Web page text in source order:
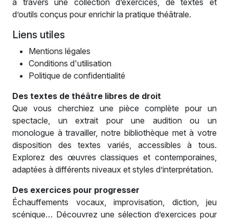
à travers une collection d’exercices, de textes et
d’outils conçus pour enrichir la pratique théâtrale.
Liens utiles
Mentions légales
Conditions d'utilisation
Politique de confidentialité
Des textes de théâtre libres de droit
Que vous cherchiez une pièce complète pour un
spectacle, un extrait pour une audition ou un
monologue à travailler, notre bibliothèque met à votre
disposition des textes variés, accessibles à tous.
Explorez des œuvres classiques et contemporaines,
adaptées à différents niveaux et styles d’interprétation.
Des exercices pour progresser
Échauffements vocaux, improvisation, diction, jeu
scénique… Découvrez une sélection d’exercices pour